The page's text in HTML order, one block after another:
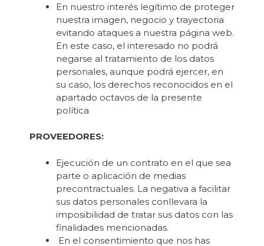
En nuestro interés legítimo de proteger
nuestra imagen, negocio y trayectoria
evitando ataques a nuestra página web.
En este caso, el interesado no podrá
negarse al tratamiento de los datos
personales, aunque podrá ejercer, en
su caso, los derechos reconocidos en el
apartado octavos de la presente
política
PROVEEDORES:
Ejecución de un contrato en el que sea
parte o aplicación de medias
precontractuales. La negativa a facilitar
sus datos personales conllevara la
imposibilidad de tratar sus datos con las
finalidades mencionadas.
En el consentimiento que nos has